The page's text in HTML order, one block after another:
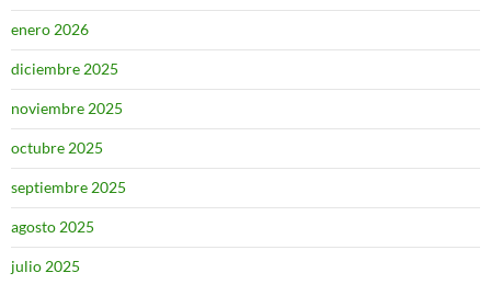
enero 2026
diciembre 2025
noviembre 2025
octubre 2025
septiembre 2025
agosto 2025
julio 2025